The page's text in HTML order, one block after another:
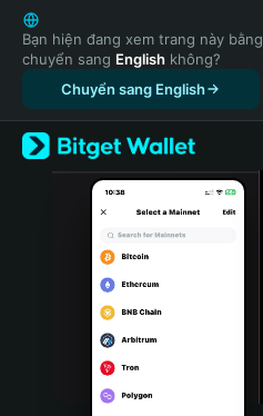
English
日本語
Tiếng Việt
Русский
Español (Latinoamérica)
Türkçe
Italiano
Português (Portugal)
Bahasa Indonesia
Bạn hiện đang xem trang này bằng
chuyển sang English không?
Chuyển sang English